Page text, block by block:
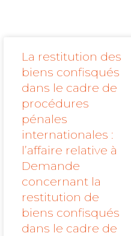
La restitution des
biens confisqués
dans le cadre de
procédures
pénales
internationales :
l’affaire relative à
Demande
concernant la
restitution de
biens confisqués
dans le cadre de